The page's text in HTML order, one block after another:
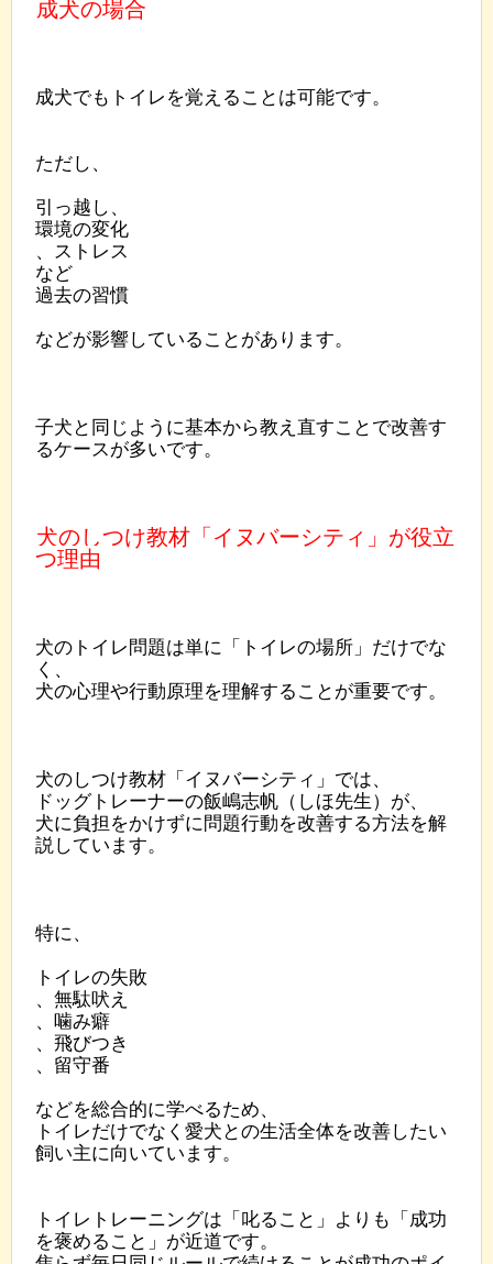
成犬の場合
成犬でもトイレを覚えることは可能です。
ただし、
引っ越し、
環境の変化
、ストレス
など
過去の習慣
などが影響していることがあります。
子犬と同じように基本から教え直すことで改善す
るケースが多いです。
犬のしつけ教材「イヌバーシティ」が役立
つ理由
犬のトイレ問題は単に「トイレの場所」だけでな
く、
犬の心理や行動原理を理解することが重要です。
犬のしつけ教材「イヌバーシティ」では、
ドッグトレーナーの飯嶋志帆（しほ先生）が、
犬に負担をかけずに問題行動を改善する方法を解
説しています。
特に、
トイレの失敗
、無駄吠え
、噛み癖
、飛びつき
、留守番
などを総合的に学べるため、
トイレだけでなく愛犬との生活全体を改善したい
飼い主に向いています。
トイレトレーニングは「叱ること」よりも「成功
を褒めること」が近道です。